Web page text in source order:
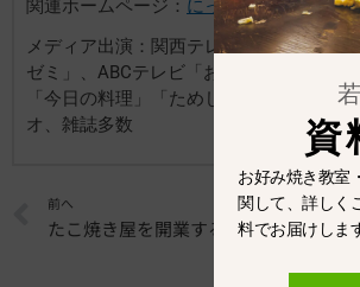
関連ホームページ： にっぽんお好み焼き
メディア出演：関西テレビ「よーいドン
ゼミ」、ABCテレビ「おはよう朝日です
「今日の料理」「ためしてガッテン」等
オ、雑誌多数
Prev
前へ
たこ焼き屋を開業するならたこ焼き教室へ
資
お好み焼き教室
関して、詳しく
料でお届けしま